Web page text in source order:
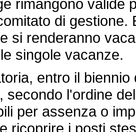
rimangono valide
di
si renderanno
singole vacanze.
entro il biennio
secondo l'ordine
per assenza o
ricoprire i posti